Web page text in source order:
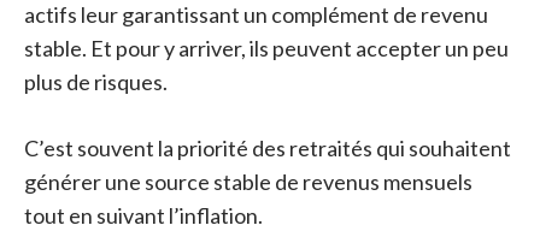
actifs leur garantissant un complément de revenu
stable. Et pour y arriver, ils peuvent accepter un peu
plus de risques.
C’est souvent la priorité des retraités qui souhaitent
générer une source stable de revenus mensuels
tout en suivant l’inflation.